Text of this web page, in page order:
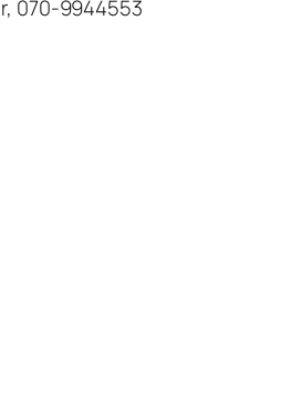
070-9944553